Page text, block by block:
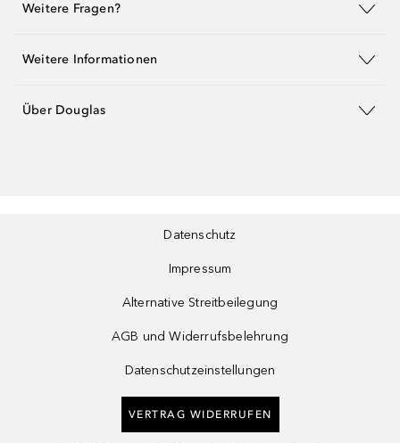
Weitere Fragen?
Weitere Informationen
Über Douglas
Datenschutz
Impressum
Alternative Streitbeilegung
AGB und Widerrufsbelehrung
Datenschutzeinstellungen
VERTRAG WIDERRUFEN